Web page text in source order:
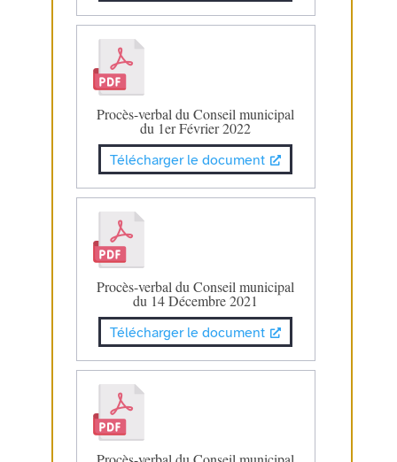
Procès-verbal du Conseil municipal
du 1er Février 2022
Télécharger le document
Procès-verbal du Conseil municipal
du 14 Décembre 2021
Télécharger le document